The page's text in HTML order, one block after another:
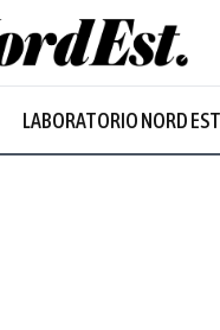
LABORATORIO NORD EST